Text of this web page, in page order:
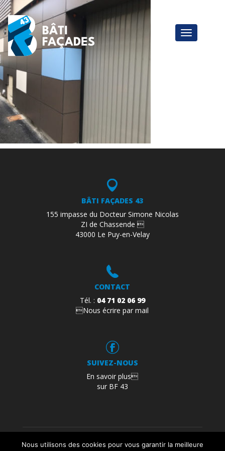
BÂTI FAÇADES 43
155 impasse du Docteur Simone Nicolas
ZI de Chassende 
43000 Le Puy-en-Velay
CONTACT
Tél. : 04 71 02 06 99
Nous écrire par mail
SUIVEZ-NOUS
En savoir plus
sur BF 43
Mentions légales
Politique de confidentialité
Nous utilisons des cookies pour vous garantir la meilleure